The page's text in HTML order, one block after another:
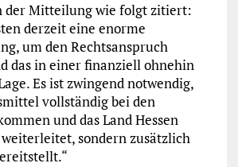
der Mitteilung wie folgt zitiert:
derzeit eine enorme
um den Rechtsanspruch
das in einer finanziell ohnehin
Es ist zwingend notwendig,
vollständig bei den
und das Land Hessen
sondern zusätzlich